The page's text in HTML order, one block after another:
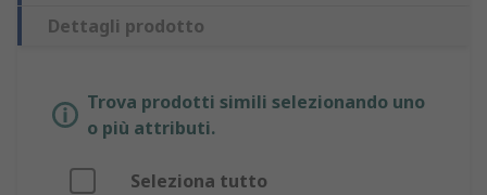
Dettagli prodotto
Trova prodotti simili selezionando uno
o più attributi.
Seleziona tutto